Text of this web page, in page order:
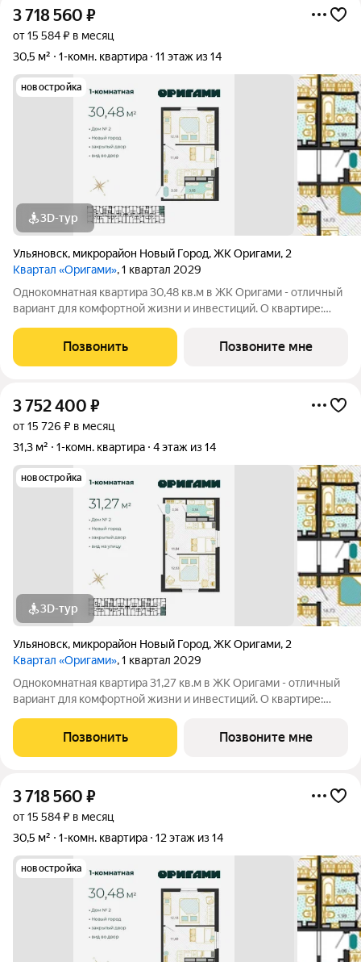
3 718 560 ₽
от 15 584 ₽ в месяц
30,5 м²
1-комн. квартира 11 этаж из 14
новостройка
3D-тур
Ульяновск, микрорайон Новый Город,ЖК Оригами, 2
Квартал «Оригами», 1 квартал 2029
Однокомнатная квартира 30,48 кв.м в ЖК Оригами - отличный
вариант для комфортной жизни и инвестиций. О квартире:
естественная освещенность базовая отделка: стяжка пола,
установлены счетчики
Позвонить Позвоните мне
3 752 400 ₽
от 15 726 ₽ в месяц
31,3 м²
1-комн. квартира 4 этаж из 14
новостройка
3D-тур
Ульяновск, микрорайон Новый Город,ЖК Оригами, 2
Квартал «Оригами», 1 квартал 2029
Однокомнатная квартира 31,27 кв.м в ЖК Оригами - отличный
вариант для комфортной жизни и инвестиций. О квартире:
естественная освещенность базовая отделка: стяжка пола,
установлены счетчики
Позвонить Позвоните мне
3 718 560 ₽
от 15 584 ₽ в месяц
30,5 м²
1-комн. квартира 12 этаж из 14
новостройка